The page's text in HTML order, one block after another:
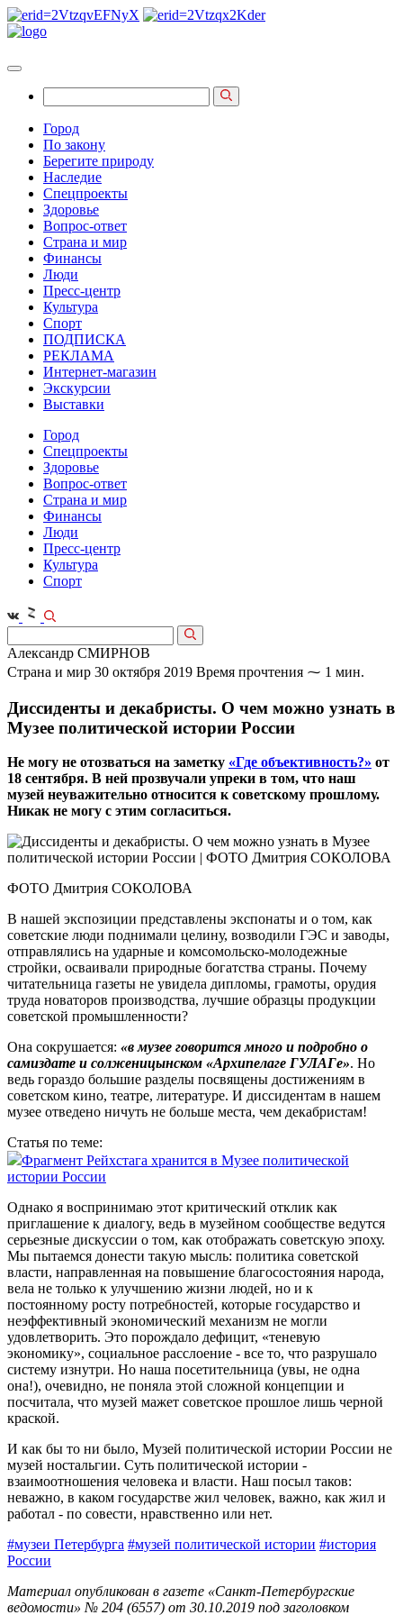
Город
По закону
Берегите природу
Наследие
Спецпроекты
Здоровье
Вопрос-ответ
Страна и мир
Финансы
Люди
Пресс-центр
Культура
Спорт
ПОДПИСКА
РЕКЛАМА
Интернет-магазин
Экскурсии
Выставки
Город
Спецпроекты
Здоровье
Вопрос-ответ
Страна и мир
Финансы
Люди
Пресс-центр
Культура
Спорт
Александр СМИРНОВ
Страна и мир 30 октября 2019 Время прочтения ⁓ 1 мин.
Диссиденты и декабристы. О чем можно узнать в
Музее политической истории России
Не могу не отозваться на заметку «Где объективность?» от
18 сентября. В ней прозвучали упреки в том, что наш
музей неуважительно относится к советскому прошлому.
Никак не могу с этим согласиться.
ФОТО Дмитрия СОКОЛОВА
В нашей экспозиции представлены экспонаты и о том, как
советские люди поднимали целину, возводили ГЭС и заводы,
отправлялись на ударные и комсомольско-молодежные
стройки, осваивали природные богатства страны. Почему
читательница газеты не увидела дипломы, грамоты, орудия
труда новаторов производства, лучшие образцы продукции
советской промышленности?
Она сокрушается: «в музее говорится много и подробно о
самиздате и солженицынском «Архипелаге ГУЛАГе». Но
ведь гораздо большие разделы посвящены достижениям в
советском кино, театре, литературе. И диссидентам в нашем
музее отведено ничуть не больше места, чем декабристам!
Статья по теме:
Фрагмент Рейхстага хранится в Музее политической
истории России
Однако я воспринимаю этот критический отклик как
приглашение к диалогу, ведь в музейном сообществе ведутся
серьезные дискуссии о том, как отображать советскую эпоху.
Мы пытаемся донести такую мысль: политика советской
власти, направленная на повышение благосостояния народа,
вела не только к улучшению жизни людей, но и к
постоянному росту потребностей, которые государство и
неэффективный экономический механизм не могли
удовлетворить. Это порождало дефицит, «теневую
экономику», социальное расслоение - все то, что разрушало
систему изнутри. Но наша посетительница (увы, не одна
она!), очевидно, не поняла этой сложной концепции и
посчитала, что музей мажет советское прошлое лишь черной
краской.
И как бы то ни было, Музей политической истории России не
музей ностальгии. Суть политической истории -
взаимоотношения человека и власти. Наш посыл таков:
неважно, в каком государстве жил человек, важно, как жил и
работал - по совести, нравственно или нет.
#музеи Петербурга #музей политической истории #история
России
Материал опубликован в газете «Санкт-Петербургские
ведомости» № 204 (6557) от 30.10.2019 под заголовком